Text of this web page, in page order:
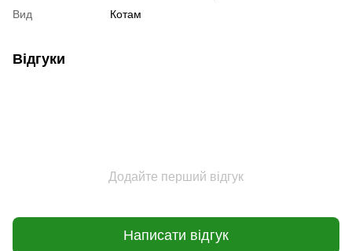
Вид
Котам
Відгуки
Додайте перший відгук
Написати відгук